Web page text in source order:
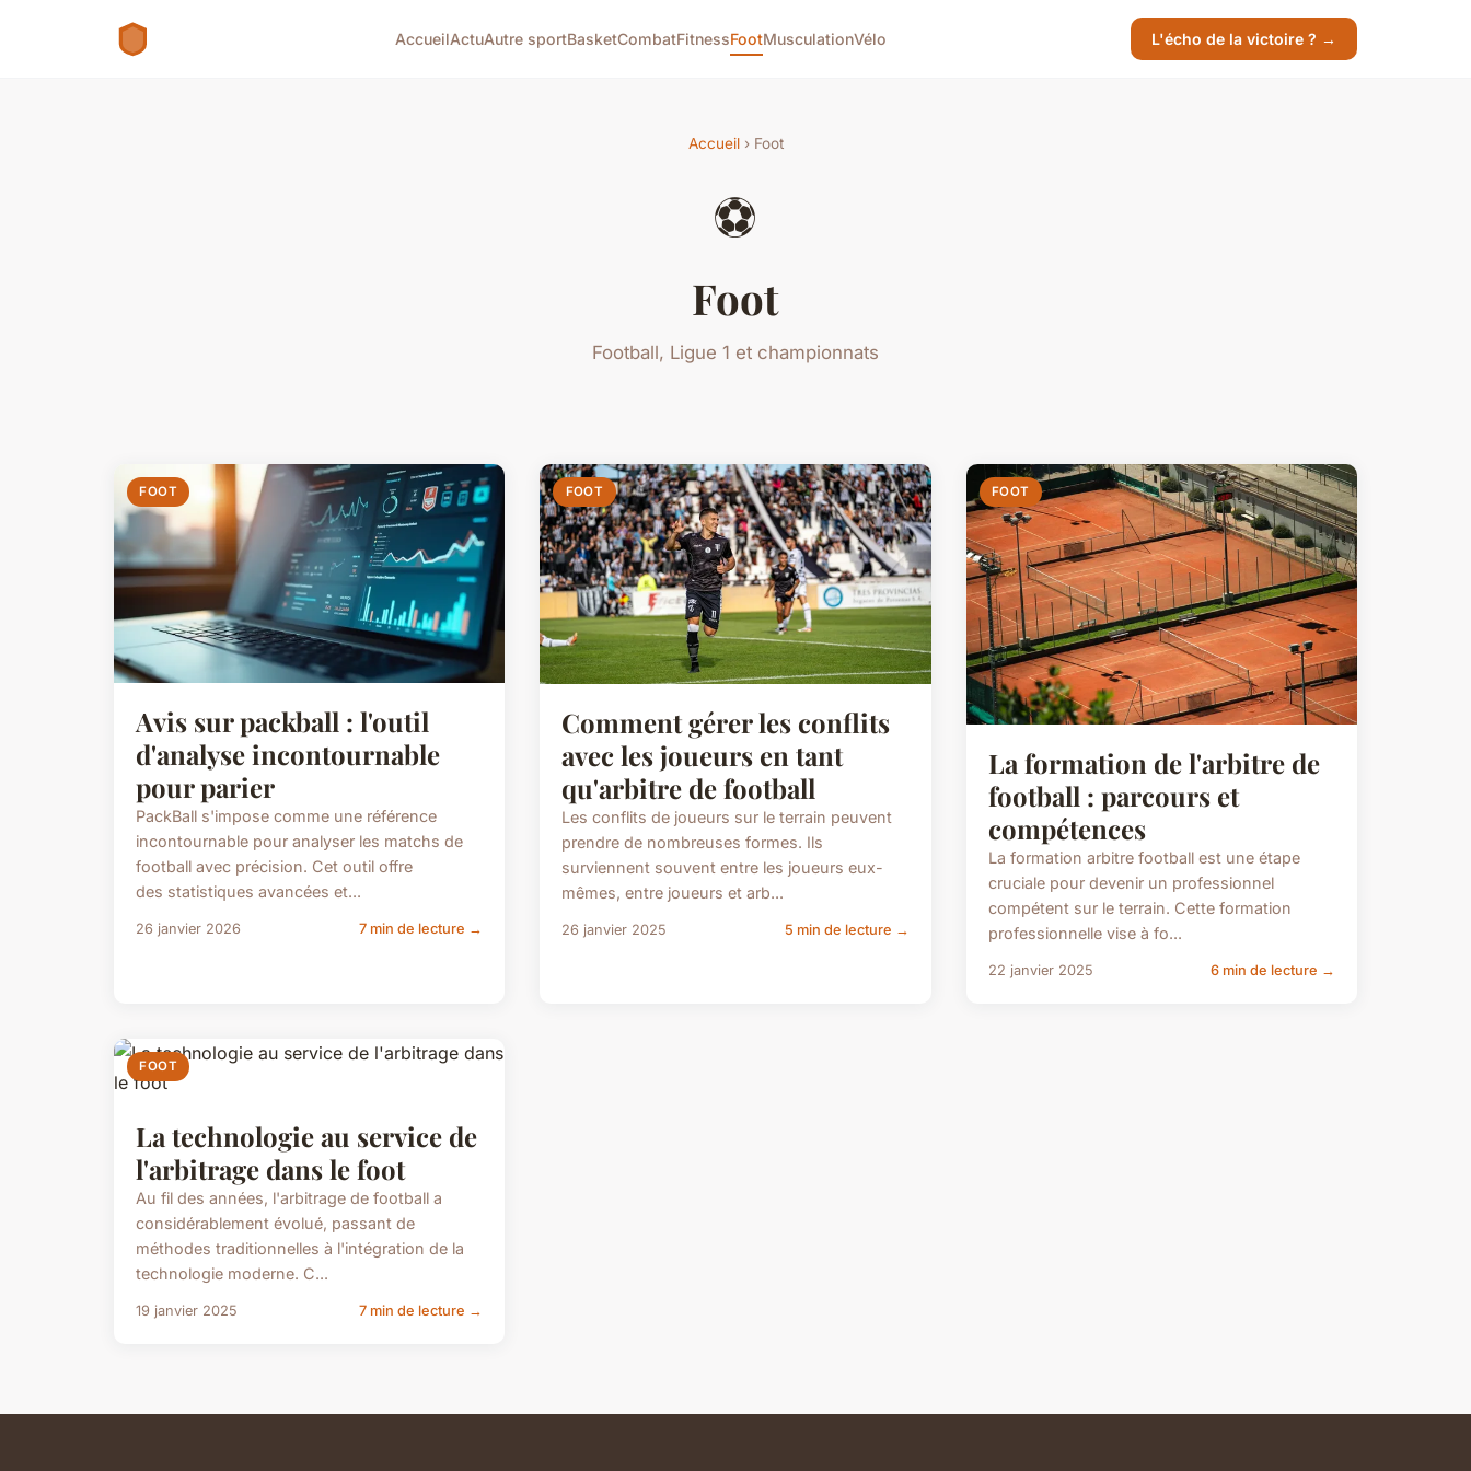
AccueilActuAutre sportBasketCombatFitnessFootMusculationVélo L'écho de la victoire ? →
Accueil› Foot
⚽
Foot
Football, Ligue 1 et championnats
FOOT
Avis sur packball : l'outil
d'analyse incontournable
pour parier
PackBall s'impose comme une référence
incontournable pour analyser les matchs de
football avec précision. Cet outil offre
des statistiques avancées et...
26 janvier 2026 7 min de lecture →
FOOT
Comment gérer les conflits
avec les joueurs en tant
qu'arbitre de football
Les conflits de joueurs sur le terrain peuvent
prendre de nombreuses formes. Ils
surviennent souvent entre les joueurs eux-
mêmes, entre joueurs et arb...
26 janvier 2025 5 min de lecture →
FOOT
La formation de l'arbitre de
football : parcours et
compétences
La formation arbitre football est une étape
cruciale pour devenir un professionnel
compétent sur le terrain. Cette formation
professionnelle vise à fo...
22 janvier 2025 6 min de lecture →
FOOT
La technologie au service de
l'arbitrage dans le foot
Au fil des années, l'arbitrage de football a
considérablement évolué, passant de
méthodes traditionnelles à l'intégration de la
technologie moderne. C...
19 janvier 2025 7 min de lecture →